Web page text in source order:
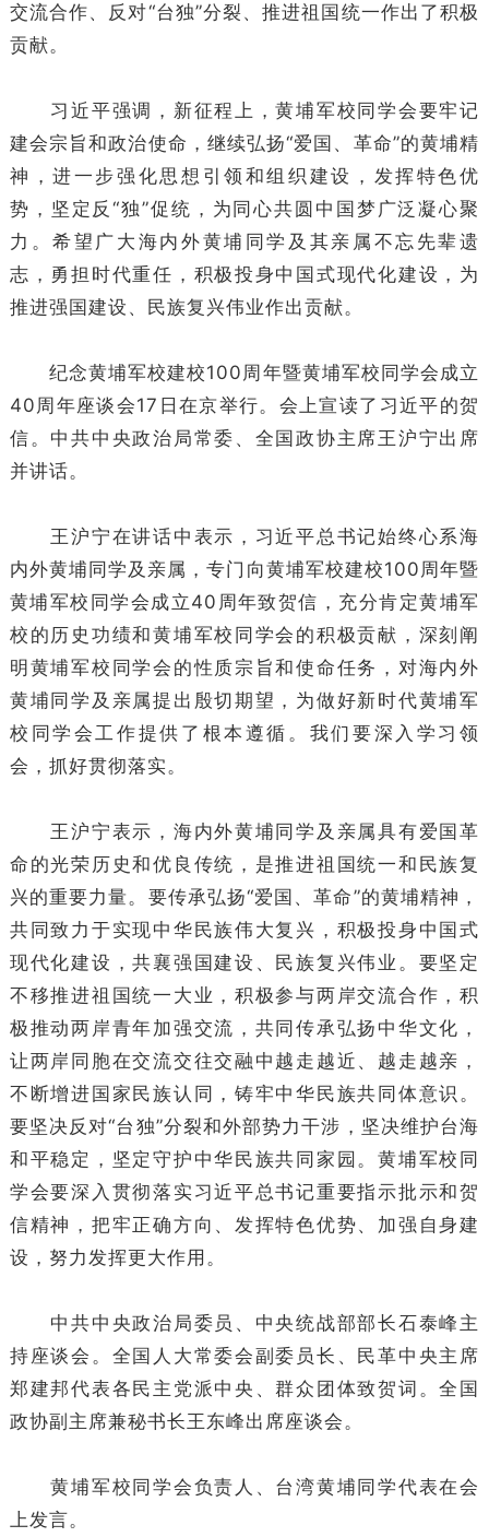
交流合作、反对“台独”分裂、推进祖国统一作出了积极
贡献。
习近平强调，新征程上，黄埔军校同学会要牢记
建会宗旨和政治使命，继续弘扬“爱国、革命”的黄埔精
神，进一步强化思想引领和组织建设，发挥特色优
势，坚定反“独”促统，为同心共圆中国梦广泛凝心聚
力。希望广大海内外黄埔同学及其亲属不忘先辈遗
志，勇担时代重任，积极投身中国式现代化建设，为
推进强国建设、民族复兴伟业作出贡献。
纪念黄埔军校建校100周年暨黄埔军校同学会成立
40周年座谈会17日在京举行。会上宣读了习近平的贺
信。中共中央政治局常委、全国政协主席王沪宁出席
并讲话。
王沪宁在讲话中表示，习近平总书记始终心系海
内外黄埔同学及亲属，专门向黄埔军校建校100周年暨
黄埔军校同学会成立40周年致贺信，充分肯定黄埔军
校的历史功绩和黄埔军校同学会的积极贡献，深刻阐
明黄埔军校同学会的性质宗旨和使命任务，对海内外
黄埔同学及亲属提出殷切期望，为做好新时代黄埔军
校同学会工作提供了根本遵循。我们要深入学习领
会，抓好贯彻落实。
王沪宁表示，海内外黄埔同学及亲属具有爱国革
命的光荣历史和优良传统，是推进祖国统一和民族复
兴的重要力量。要传承弘扬“爱国、革命”的黄埔精神，
共同致力于实现中华民族伟大复兴，积极投身中国式
现代化建设，共襄强国建设、民族复兴伟业。要坚定
不移推进祖国统一大业，积极参与两岸交流合作，积
极推动两岸青年加强交流，共同传承弘扬中华文化，
让两岸同胞在交流交往交融中越走越近、越走越亲，
不断增进国家民族认同，铸牢中华民族共同体意识。
要坚决反对“台独”分裂和外部势力干涉，坚决维护台海
和平稳定，坚定守护中华民族共同家园。黄埔军校同
学会要深入贯彻落实习近平总书记重要指示批示和贺
信精神，把牢正确方向、发挥特色优势、加强自身建
设，努力发挥更大作用。
中共中央政治局委员、中央统战部部长石泰峰主
持座谈会。全国人大常委会副委员长、民革中央主席
郑建邦代表各民主党派中央、群众团体致贺词。全国
政协副主席兼秘书长王东峰出席座谈会。
黄埔军校同学会负责人、台湾黄埔同学代表在会
上发言。